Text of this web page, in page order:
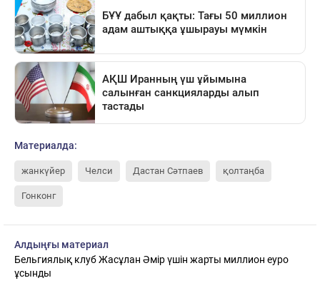
Материалда:
жанкүйер Челси Дастан Сәтпаев қолтаңба
Гонконг
Алдыңғы материал
Бельгиялық клуб Жасұлан Әмір үшін жарты миллион еуро
ұсынды